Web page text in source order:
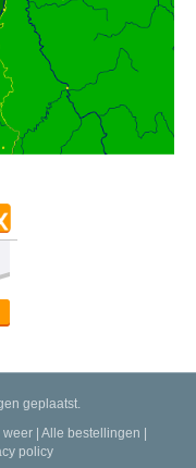
geplaatst.
weer| Alle bestellingen |
policy